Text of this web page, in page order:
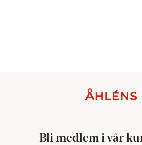
Bli medlem i vår